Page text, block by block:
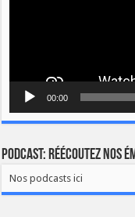
00:00
Podcast: Réécoutez nos
Nos podcasts ici